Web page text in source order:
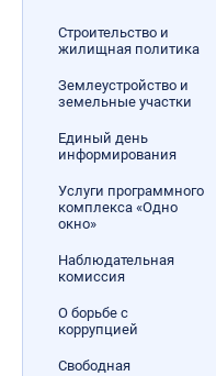
Строительство и
жилищная политика
Землеустройство и
земельные участки
Единый день
информирования
Услуги программного
комплекса «Одно
окно»
Наблюдательная
комиссия
О борьбе с
коррупцией
Свободная